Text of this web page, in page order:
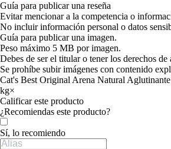
Guía para publicar una reseña
Evitar mencionar a la competencia o
No incluir información personal o datos
Guía para publicar una imagen.
Peso máximo 5 MB por imagen.
Debes de ser el titular o tener los derechos de
Se prohíbe subir imágenes con contenido
Cat's Best Original Arena Natural
kg×
Calificar este producto
Tu valoración
¿Recomiendas este producto?
Sí, lo recomiendo